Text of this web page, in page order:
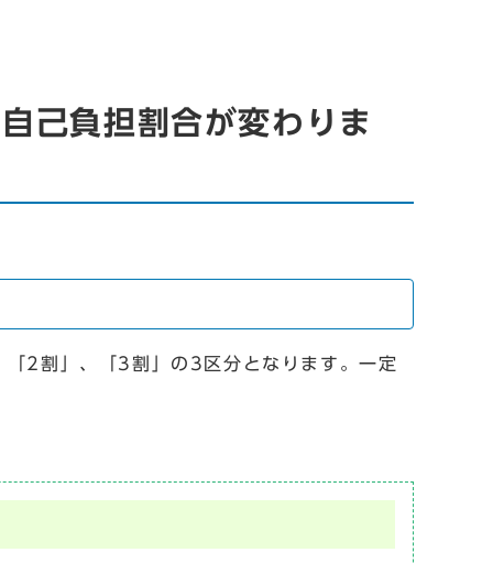
己負担割合が変わりま
2割」、「3割」の3区分となります。一定